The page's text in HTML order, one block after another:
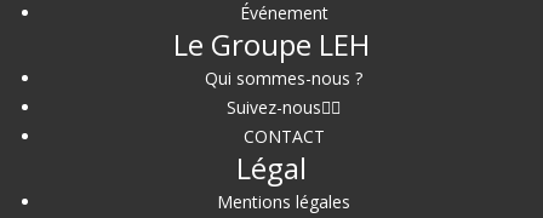
Événement
Le Groupe LEH
Qui sommes-nous ?
Suivez-nous
CONTACT
Légal
Mentions légales